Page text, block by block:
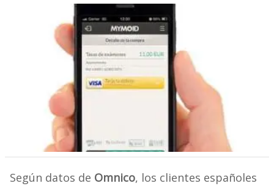
Según datos de Omnico, los clientes españoles